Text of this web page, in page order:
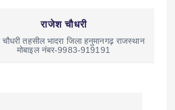
राजेश चौधरी
तहसील भादरा जिला हनुमानगढ़ राजस्थान
मोबाइल नंबर-9983-919191